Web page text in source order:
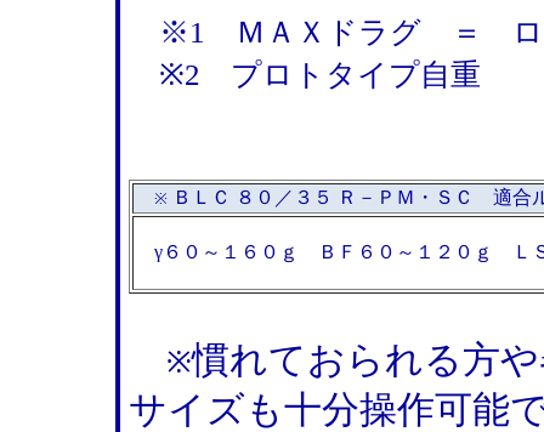
※1 ＭＡＸドラグ ＝ ロ
※2 プロトタイプ自重
※ ＢＬＣ ８０／３５ Ｒ－ＰＭ・ＳＣ 適合
γ６０～１６０ｇ ＢＦ６０～１２０ｇ Ｌ
※慣れておられる方
サイズも十分操作可能